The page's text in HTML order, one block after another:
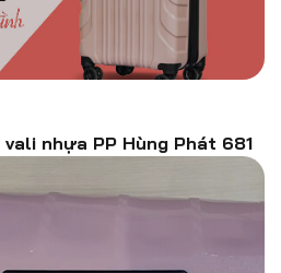
nhựa PP Hùng Phát 681